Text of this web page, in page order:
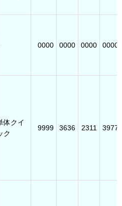
0000 0000 0000 0000
体クイ
ク
9999 3636 2311 3977